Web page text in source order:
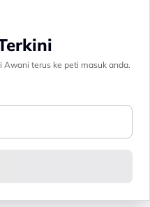
Awani terus ke peti masuk anda.